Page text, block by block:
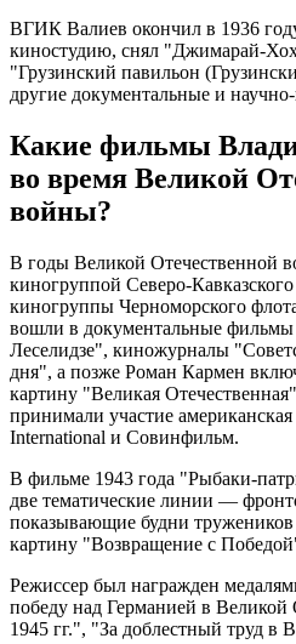
ВГИК Валиев окончил в 1936
киностудию, снял "Джимарай-
"Грузинский павильон
другие документальные и
Какие фильмы
во время Великой
войны?
В годы Великой Отечественной
киногруппой Северо-
киногруппы Черноморского
вошли в документальные
Леселидзе", киножурналы
дня", а позже Роман Кармен
картину "Великая
принимали участие
International и Совинфильм.
В фильме 1943 года "Рыбаки-
две тематические линии —
показывающие будни
картину "Возвращение с
Режиссер был награжден
победу над Германией в Великой
1945 гг.", "За доблестный труд в